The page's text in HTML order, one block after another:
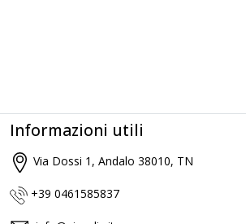
Informazioni utili
Via Dossi 1, Andalo 38010, TN
+39 0461585837